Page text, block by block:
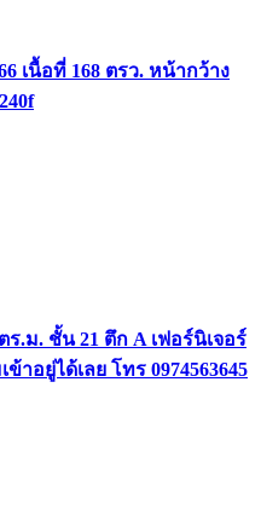
เนื้อที่ 168 ตรว. หน้ากว้าง
.ม. ชั้น 21 ตึก A เฟอร์นิเจอร์
าอยู่ได้เลย โทร 0974563645